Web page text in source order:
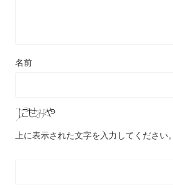
名前
上に表示された文字を入力してください。